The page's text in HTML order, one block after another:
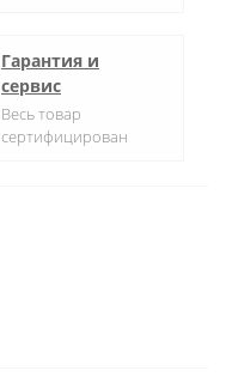
Гарантия и
сервис
Весь товар
сертифицирован